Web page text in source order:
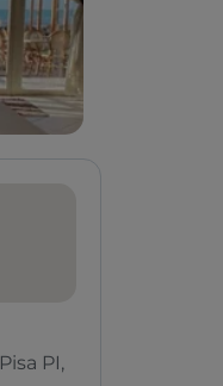
PI,